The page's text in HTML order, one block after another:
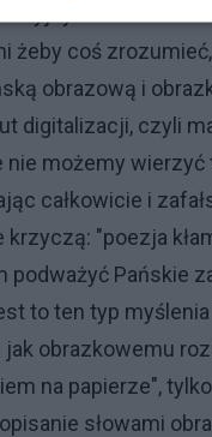
co
żeby coś
obrazową i
digitalizacji, czyli
możemy
całkowicie i
"poezja
podważyć Pańskie
to ten typ
obrazkowemu
na papierze",
słowami